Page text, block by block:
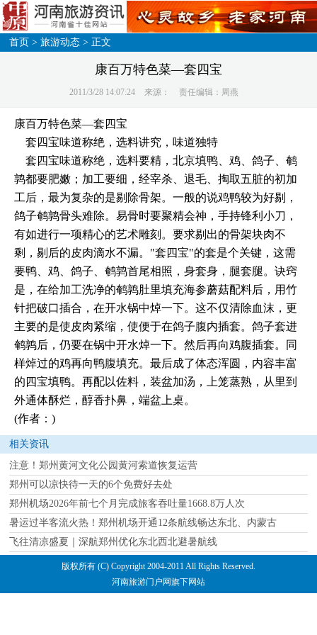
首页 >旅游动态 > 正文
康百万特色菜—套四宝
2011/3/28 14:07:24 来源： 责任编辑：周燕
康百万特色菜—套四宝
套四宝味道称绝，选料讲究，味道独特
套四宝味道称绝，选料要精，北京填鸭、鸡、鸽子、鹌
鹑都要肥嫩；加工要细，经宰杀、退毛、掏取五脏的初加
工后，最为复杂的是剔除骨架。一般的说鸡鸭较为好剔，
鸽子鹌鹑骨头难除。易骨时要聚精会神，手持锋利小刀，
有如进行一项精心的艺术雕刻。要求剔出的骨架块肉不
剩，剔后的皮肉滴水不漏。"套四宝"的套是个关键，这需
要鸭、鸡、鸽子、鹌鹑首尾相照，身套身，腿套腿。诀窍
是，在给加工洗净的鹌鹑肚里填充海参蘑菇配料后，用竹
针把破口插合，在开水锅中焯一下。这不仅清除血沫，更
主要的是使皮肉紧缩，使便于在鸽子腹内插套。鸽子套进
鹌鹑后，仍要在锅中开水焯一下。然后再向鸡腹插套。同
样焯过的鸡再向鸭腹填充。最后成了体态浑圆，内容丰富
的四宝填鸭。再配以佐料，装盆加汤，上笼蒸熟，从里到
外通体酥烂，醇香扑鼻，端盆上桌。
(作者：)
相关资讯
注意！郑州黄河文化公园黄河索道恢复运营
郑州可以凉快待一天的6个免费好去处
郑州机场2026年前七个月完成旅客吞吐量1668.8万人次
暑运过半客流火热！郑州机场开通12条航线畅达东北、内蒙古
飞往清凉盛夏｜深航郑州优化东北西北避暑航线
版权所有 (C) Copyright 2004-2011 All Rights Reserved.
河南旅游门户网旗下网站